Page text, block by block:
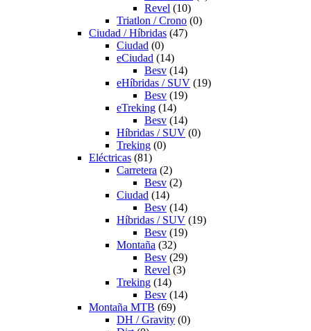
Revel (10)
Triatlon / Crono (0)
Ciudad / Híbridas (47)
Ciudad (0)
eCiudad (14)
Besv (14)
eHíbridas / SUV (19)
Besv (19)
eTreking (14)
Besv (14)
Híbridas / SUV (0)
Treking (0)
Eléctricas (81)
Carretera (2)
Besv (2)
Ciudad (14)
Besv (14)
Híbridas / SUV (19)
Besv (19)
Montaña (32)
Besv (29)
Revel (3)
Treking (14)
Besv (14)
Montaña MTB (69)
DH / Gravity (0)